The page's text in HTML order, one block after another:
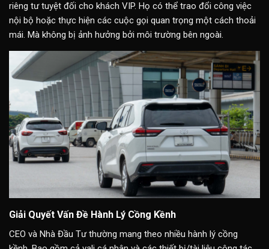
riêng tư tuyệt đối cho khách VIP. Họ có thể trao đổi công việc
nội bộ hoặc thực hiện các cuộc gọi quan trọng một cách thoải
mái. Mà không bị ảnh hưởng bởi môi trường bên ngoài.
Giải Quyết Vấn Đề Hành Lý Cồng Kềnh
CEO và Nhà Đầu Tư thường mang theo nhiều hành lý cồng